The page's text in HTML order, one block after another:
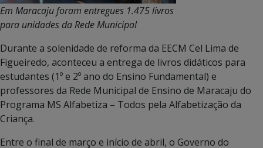
Em Maracaju foram entregues 1.475 livros
para unidades da Rede Municipal
Durante a solenidade de reforma da EECM Cel Lima de
Figueiredo, aconteceu a entrega de livros didáticos para
estudantes (1º e 2º ano do Ensino Fundamental) e
professores da Rede Municipal de Ensino de Maracaju do
Programa MS Alfabetiza – Todos pela Alfabetização da
Criança.
Entre o final de março e início de abril, o Governo do